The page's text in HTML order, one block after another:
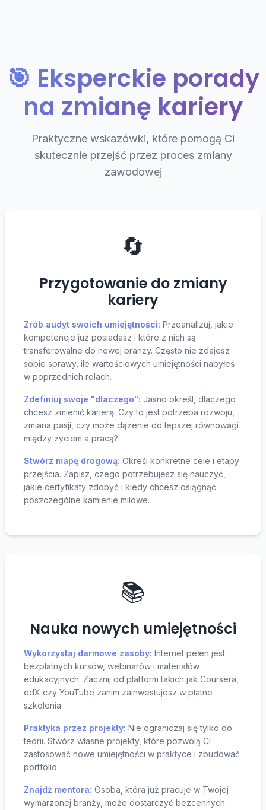
🎯 Eksperckie porady
na zmianę kariery
Praktyczne wskazówki, które pomogą Ci
skutecznie przejść przez proces zmiany
zawodowej
🔄
Przygotowanie do zmiany
kariery
Zrób audyt swoich umiejętności: Przeanalizuj, jakie
kompetencje już posiadasz i które z nich są
transferowalne do nowej branży. Często nie zdajesz
sobie sprawy, ile wartościowych umiejętności nabyłeś
w poprzednich rolach.
Zdefiniuj swoje "dlaczego": Jasno określ, dlaczego
chcesz zmienić karierę. Czy to jest potrzeba rozwoju,
zmiana pasji, czy może dążenie do lepszej równowagi
między życiem a pracą?
Stwórz mapę drogową: Określ konkretne cele i etapy
przejścia. Zapisz, czego potrzebujesz się nauczyć,
jakie certyfikaty zdobyć i kiedy chcesz osiągnąć
poszczególne kamienie milowe.
📚
Nauka nowych umiejętności
Wykorzystaj darmowe zasoby: Internet pełen jest
bezpłatnych kursów, webinarów i materiałów
edukacyjnych. Zacznij od platform takich jak Coursera,
edX czy YouTube zanim zainwestujesz w płatne
szkolenia.
Praktyka przez projekty: Nie ograniczaj się tylko do
teorii. Stwórz własne projekty, które pozwolą Ci
zastosować nowe umiejętności w praktyce i zbudować
portfolio.
Znajdź mentora: Osoba, która już pracuje w Twojej
wymarzonej branży, może dostarczyć bezcennych